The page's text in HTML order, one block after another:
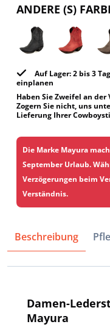
ANDERE (S)
Auf Lager: 2 bis 3
einplanen
Haben Sie Zweifel an
Zogern Sie nicht, uns
Lieferung Ihrer
Die Marke Mayura
September Urlaub.
Verzögerungen beim
Verständnis.
Beschreibung
Damen-
Mayura